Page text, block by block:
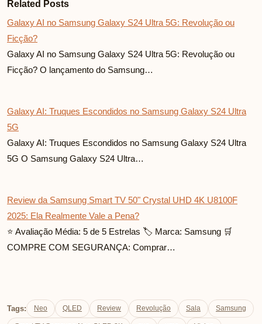
Related Posts
Galaxy AI no Samsung Galaxy S24 Ultra 5G: Revolução ou
Ficção?
Galaxy AI no Samsung Galaxy S24 Ultra 5G: Revolução ou
Ficção? O lançamento do Samsung…
Galaxy AI: Truques Escondidos no Samsung Galaxy S24 Ultra
5G
Galaxy AI: Truques Escondidos no Samsung Galaxy S24 Ultra
5G O Samsung Galaxy S24 Ultra…
Review da Samsung Smart TV 50" Crystal UHD 4K U8100F
2025: Ela Realmente Vale a Pena?
⭐ Avaliação Média: 5 de 5 Estrelas 🏷️ Marca: Samsung 🛒
COMPRE COM SEGURANÇA: Comprar…
Tags: Neo QLED Review Revolução Sala Samsung